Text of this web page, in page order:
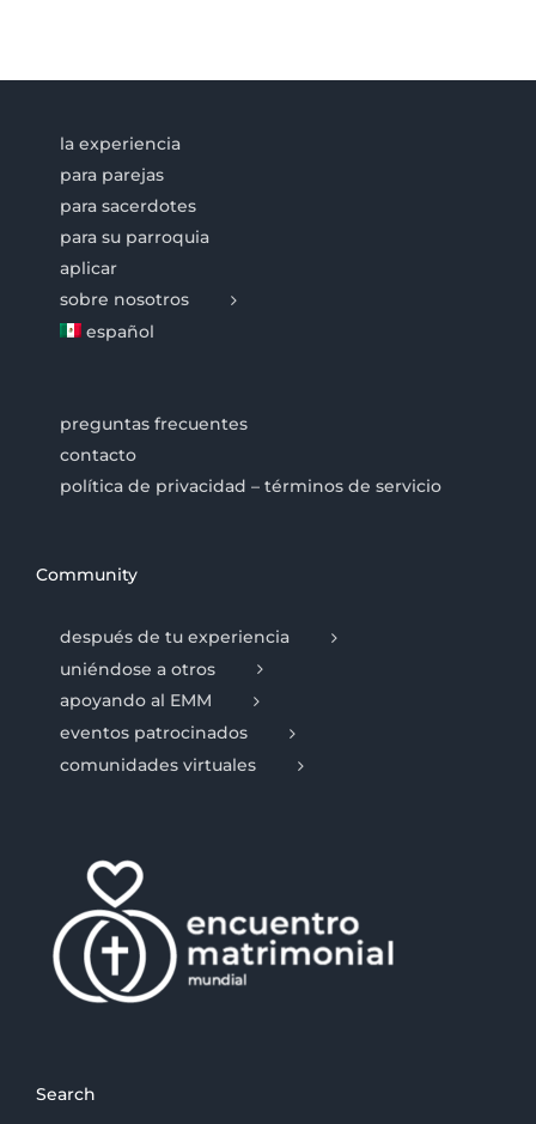
la experiencia
para parejas
para sacerdotes
para su parroquia
aplicar
sobre nosotros
español
preguntas frecuentes
contacto
política de privacidad – términos de servicio
Community
después de tu experiencia
uniéndose a otros
apoyando al EMM
eventos patrocinados
comunidades virtuales
Search